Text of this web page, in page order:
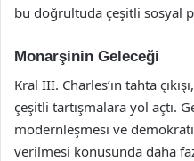
bu doğrultuda çeşitli sosyal
Monarşinin Geleceği
Kral III. Charles’ın tahta
çeşitli tartışmalara yol açtı.
modernleşmesi ve
verilmesi konusunda daha